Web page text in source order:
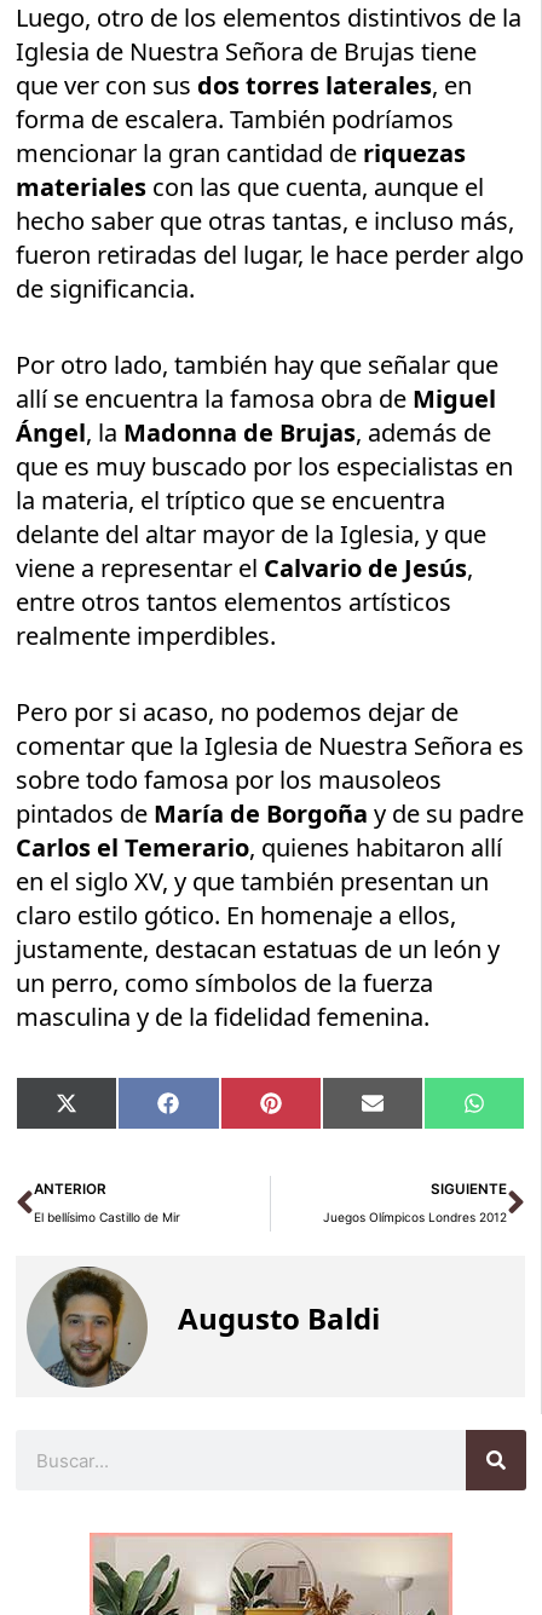
Luego, otro de los elementos distintivos de la
Iglesia de Nuestra Señora de Brujas tiene
que ver con sus dos torres laterales, en
forma de escalera. También podríamos
mencionar la gran cantidad de riquezas
materiales con las que cuenta, aunque el
hecho saber que otras tantas, e incluso más,
fueron retiradas del lugar, le hace perder algo
de significancia.
Por otro lado, también hay que señalar que
allí se encuentra la famosa obra de Miguel
Ángel, la Madonna de Brujas, además de
que es muy buscado por los especialistas en
la materia, el tríptico que se encuentra
delante del altar mayor de la Iglesia, y que
viene a representar el Calvario de Jesús,
entre otros tantos elementos artísticos
realmente imperdibles.
Pero por si acaso, no podemos dejar de
comentar que la Iglesia de Nuestra Señora es
sobre todo famosa por los mausoleos
pintados de María de Borgoña y de su padre
Carlos el Temerario, quienes habitaron allí
en el siglo XV, y que también presentan un
claro estilo gótico. En homenaje a ellos,
justamente, destacan estatuas de un león y
un perro, como símbolos de la fuerza
masculina y de la fidelidad femenina.
Compartir
en
X
(Twitter)
Compartir
en
Facebook Compartir
en
Pinterest Compartir
en
Email
en
Ant
ANTERIOR
El bellísimo Castillo de Mir
SIGUIENTE
Juegos Olímpicos Londres 2012
Augusto Baldi